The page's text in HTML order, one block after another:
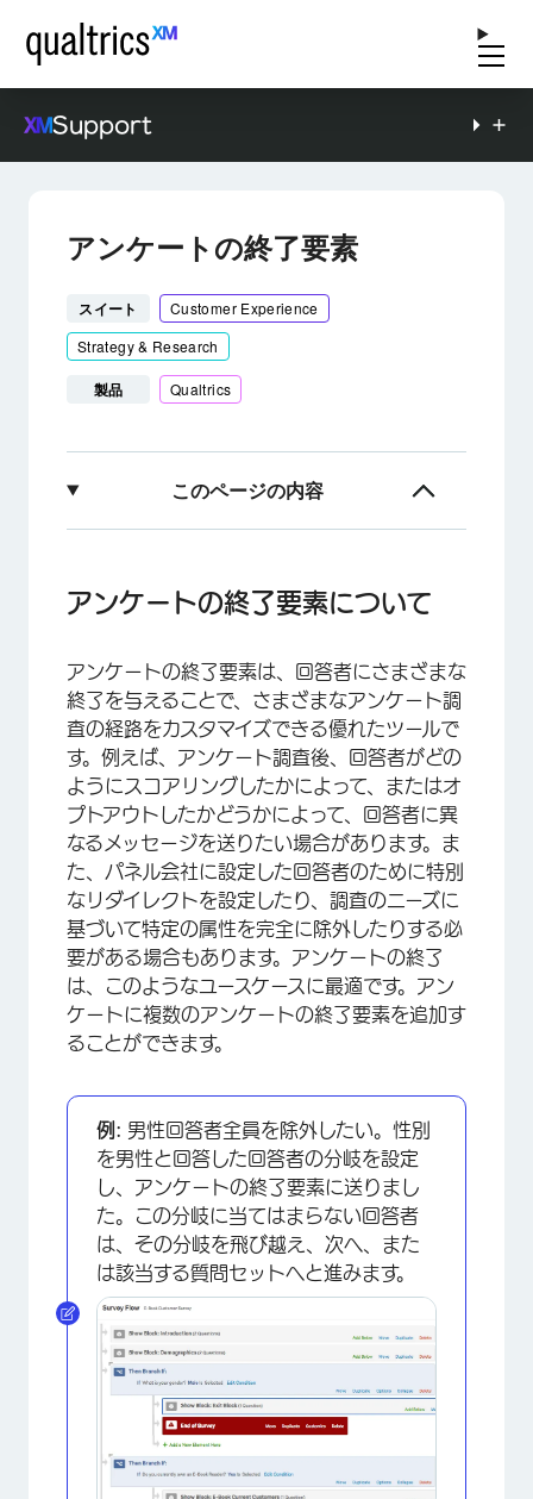
Support
アンケートの終了要素
スイート
Customer Experience
Strategy & Research
製品 Qualtrics
このページの内容
アンケートの終了要素を使用する際のヒント
カスタマイゼーションオプション
回答のフラグオプションの使用
アンケートの終了要素の使用例
この機能が利用可能なプロジェクトの種類
FAQs
アンケートの終了要素について
アンケートの終了要素は、回答者にさまざまな
終了を与えることで、さまざまなアンケート調
査の経路をカスタマイズできる優れたツールで
す。例えば、アンケート調査後、回答者がどの
ようにスコアリングしたかによって、またはオ
プトアウトしたかどうかによって、回答者に異
なるメッセージを送りたい場合があります。ま
た、パネル会社に設定した回答者のために特別
なリダイレクトを設定したり、調査のニーズに
基づいて特定の属性を完全に除外したりする必
要がある場合もあります。アンケートの終了
は、このようなユースケースに最適です。アン
ケートに複数のアンケートの終了要素を追加す
ることができます。
例: 男性回答者全員を除外したい。性別
を男性と回答した回答者の分岐を設定
し、アンケートの終了要素に送りまし
た。この分岐に当てはまらない回答者
は、その分岐を飛び越え、次へ、また
は該当する質問セットへと進みます。